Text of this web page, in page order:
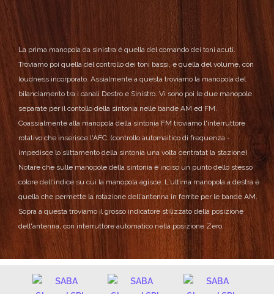
La prima manopola da sinistra è quella del comando dei toni acuti.
Troviamo poi quella del controllo dei toni bassi, e quella del volume, con
loudness incorporato. Assialmente a questa troviamo la manopola del
bilanciamento tra i canali Destro e Sinistro. Vi sono poi le due manopole
separate per il contollo della sintonia nelle bande AM ed FM.
Coassialmente alla manopola della sintonia FM troviamo l'interruttore
rotativo che inserisce l'AFC. (controllo automaitico di frequenza -
impedisce lo slittamento della sintonia una volta centratat la stazione)
Notare che sulle manopole della sintonia è inciso un punto dello stesso
colore dell'indice su cui la manopola agisce. L'ultima manopola a destra è
quella che permette la rotazione dell'antenna in ferrite per le bande AM.
Sopra a questa troviamo il grosso indicatore stilizzato della posizione
dell'antenna, con interruttore automatico nella posizione Zero.